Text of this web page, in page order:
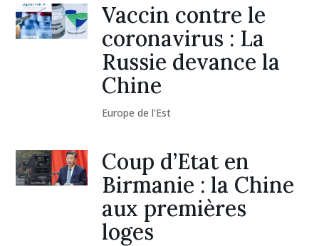
Vaccin contre le
coronavirus : La
Russie devance la
Chine
Europe de l'Est
Coup d’Etat en
Birmanie : la Chine
aux premières
loges